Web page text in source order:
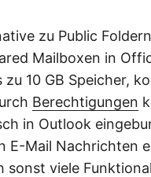
zu Public
Mailboxen in
zu 10 GB Speicher,
Berechtigungen
in Outlook
E-Mail Nachrichten
sonst viele